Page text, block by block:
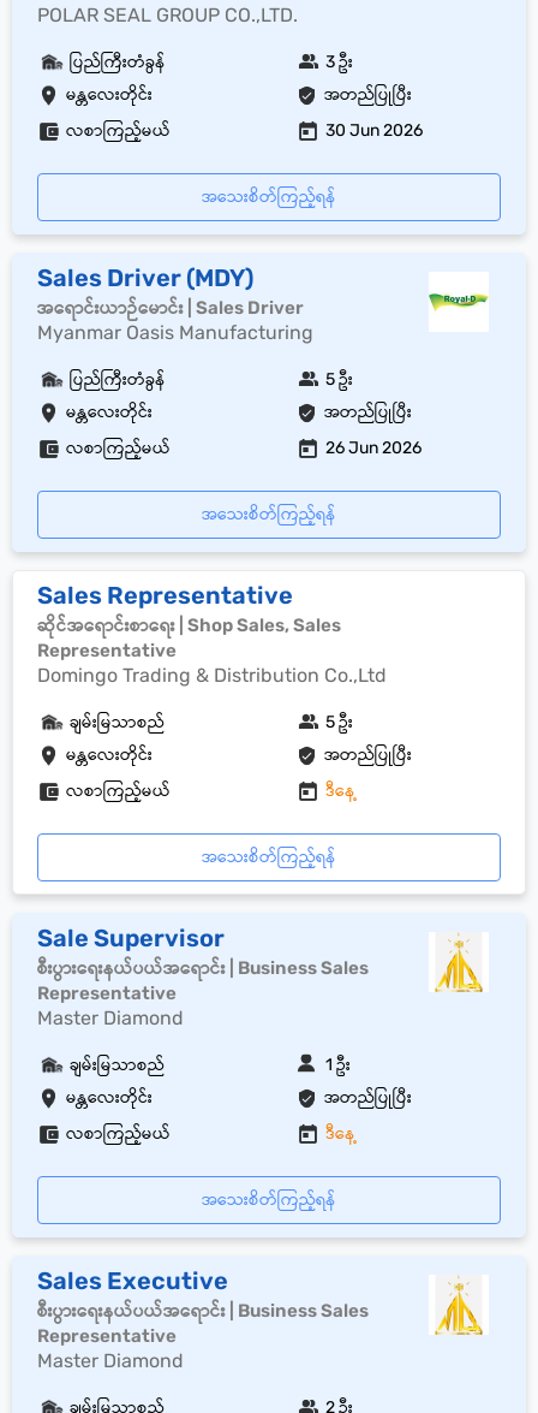
POLAR SEAL GROUP CO.,LTD.
မန္တလေးတိုင်း အတည်ပြုပြီး
ပြည်ကြီးတံခွန် 3 ဦး
လစာကြည့်မယ် 30 Jun 2026
အသေးစိတ်ကြည့်ရန်
Sales Driver (MDY)
အရောင်းယာဉ်မောင်း | Sales Driver
Myanmar Oasis Manufacturing
မန္တလေးတိုင်း အတည်ပြုပြီး
ပြည်ကြီးတံခွန် 5 ဦး
လစာကြည့်မယ် 26 Jun 2026
အသေးစိတ်ကြည့်ရန်
Sales Representative
ဆိုင်အရောင်းစာရေး | Shop Sales, Sales
Representative
Domingo Trading & Distribution Co.,Ltd
မန္တလေးတိုင်း အတည်ပြုပြီး
ချမ်းမြသာစည် 5 ဦး
လစာကြည့်မယ် ဒီနေ့
အသေးစိတ်ကြည့်ရန်
Sale Supervisor
စီးပွားရေးနယ်ပယ်အရောင်း | Business Sales
Representative
Master Diamond
မန္တလေးတိုင်း အတည်ပြုပြီး
ချမ်းမြသာစည် 1 ဦး
လစာကြည့်မယ် ဒီနေ့
အသေးစိတ်ကြည့်ရန်
Sales Executive
စီးပွားရေးနယ်ပယ်အရောင်း | Business Sales
Representative
Master Diamond
ချမ်းမြသာစည် 2 ဦး